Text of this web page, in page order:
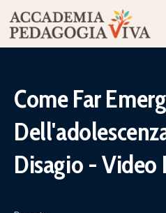
Come Far
Disagio - Video